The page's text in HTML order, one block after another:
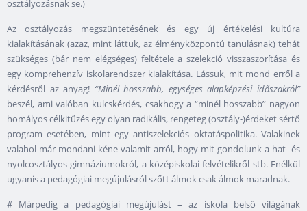
osztályozásnak se.)
Az osztályozás megszüntetésének és egy új értékelési kultúra
kialakításának (azaz, mint láttuk, az élményközpontú tanulásnak) tehát
szükséges (bár nem elégséges) feltétele a szelekció visszaszorítása és
egy komprehenzív iskolarendszer kialakítása. Lássuk, mit mond erről a
kérdésről az anyag! “Minél hosszabb, egységes alapképzési időszakról”
beszél, ami valóban kulcskérdés, csakhogy a “minél hosszabb” nagyon
homályos célkitűzés egy olyan radikális, rengeteg (osztály-)érdeket sértő
program esetében, mint egy antiszelekciós oktatáspolitika. Valakinek
valahol már mondani kéne valamit arról, hogy mit gondolunk a hat- és
nyolcosztályos gimnáziumokról, a középiskolai felvételikről stb. Enélkül
ugyanis a pedagógiai megújulásról szőtt álmok csak álmok maradnak.
# Márpedig a pedagógiai megújulást – az iskola belső világának